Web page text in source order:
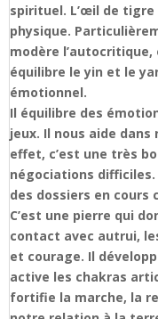
spirituel. L’œil de
physique.
modère
équilibre le yin et le
émotionnel.
Il équilibre des
jeux. Il nous aide dans
effet, c’est une très
négociations
des dossiers en
C’est une pierre qui
contact avec autrui,
et courage. Il
active les chakras
fortifie la marche, la